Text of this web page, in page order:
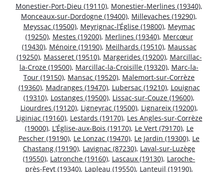
Monestier-Port-Dieu (19110), Monestier-Merlines (19340),
Monceaux-sur-Dordogne (19400), Millevaches (19290),
Meyssac (19500), Meyrignac-l’Église (19800), Meymac
(19250), Mestes (19200), Merlines (19340), Mercœur
(19430), Ménoire (19190), Meilhards (19510), Maussac
(19250), Masseret (19510), Margerides (19200), Marcillac-
la-Croze (19500), Marcillac-la-Croisille (19320), Marc-la-
Tour (19150), Mansac (19520), Malemort-sur-Corrèze
(19360), Madranges (19470), Lubersac (19210), Louignac
(19310), Lostanges (19500), Lissac-sur-Couze (19600),
Liourdres (19120), Ligneyrac (19500), Lignareix (19200),
Liginiac (19160), Lestards (19170), Les Angles-sur-Corrèze
(19000), L’Église-aux-Bois (19170), Le Vert (79170), Le
Pescher (19190), Le Lonzac (19470), Le Jardin (19300), Le
Chastang (19190), Lavignac (87230), Laval-sur-Luzège
(19550), Latronche (19160), Lascaux (19130), Laroche-
près-Feyt (19340), Lapleau (19550), Lanteuil (19190),